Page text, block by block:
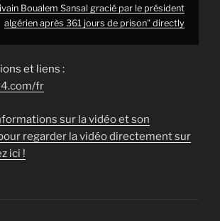
Boualem Sansal gracié par le président
algérien après 361 jours de prison" directly
et liens :
fr
sur la vidéo et son
regarder la vidéo directement sur
ici !